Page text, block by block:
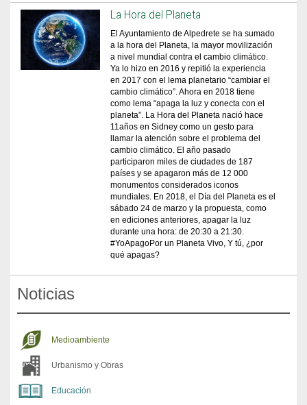
La Hora del Planeta
El Ayuntamiento de Alpedrete se ha sumado
a la hora del Planeta, la mayor movilización
a nivel mundial contra el cambio climático.
Ya lo hizo en 2016 y repitió la experiencia
en 2017 con el lema planetario “cambiar el
cambio climático”. Ahora en 2018 tiene
como lema “apaga la luz y conecta con el
planeta”. La Hora del Planeta nació hace
11años en Sidney como un gesto para
llamar la atención sobre el problema del
cambio climático. El año pasado
participaron miles de ciudades de 187
países y se apagaron más de 12 000
monumentos considerados iconos
mundiales. En 2018, el Día del Planeta es el
sábado 24 de marzo y la propuesta, como
en ediciones anteriores, apagar la luz
durante una hora: de 20:30 a 21:30.
#YoApagoPor un Planeta Vivo, Y tú, ¿por
qué apagas?
Noticias
Medioambiente
Urbanismo y Obras
Educación